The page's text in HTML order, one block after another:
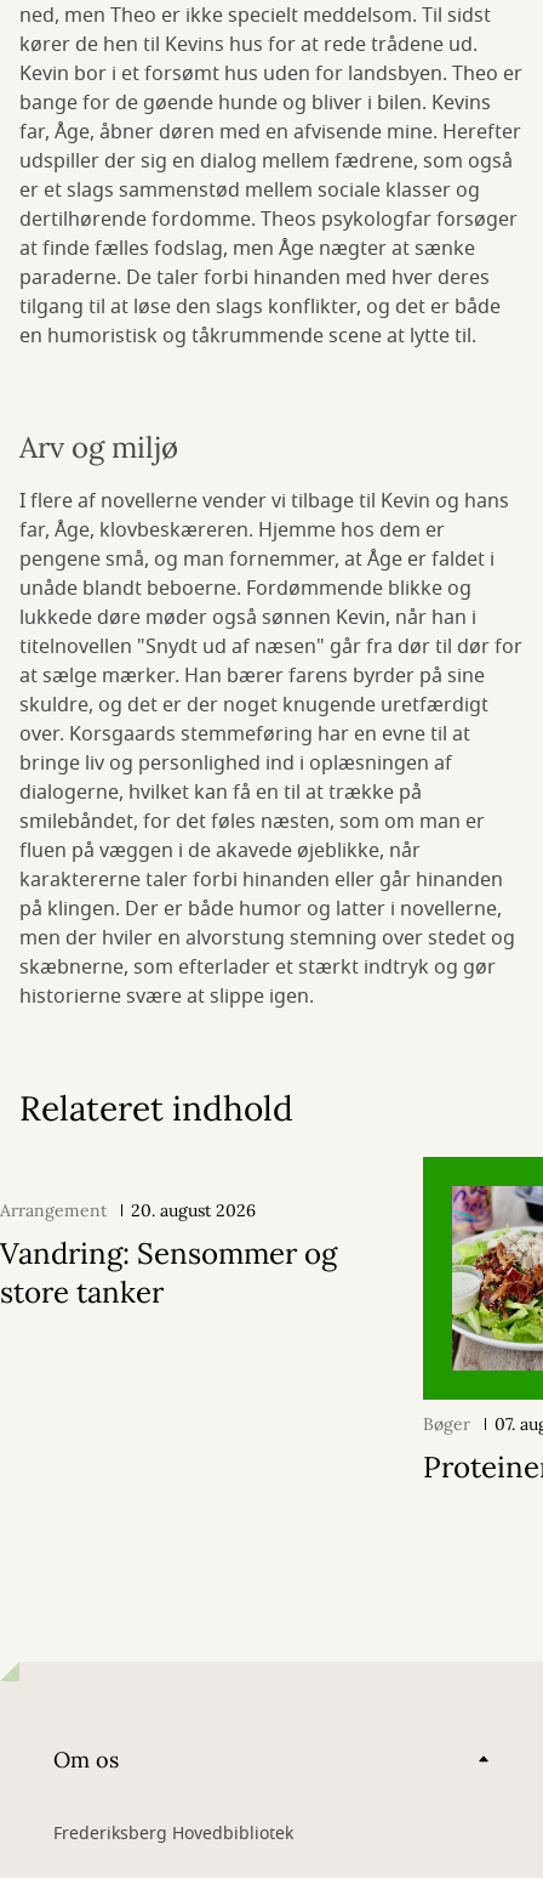
ned, men Theo er ikke specielt meddelsom. Til sidst
kører de hen til Kevins hus for at rede trådene ud.
Kevin bor i et forsømt hus uden for landsbyen. Theo er
bange for de gøende hunde og bliver i bilen. Kevins
far, Åge, åbner døren med en afvisende mine. Herefter
udspiller der sig en dialog mellem fædrene, som også
er et slags sammenstød mellem sociale klasser og
dertilhørende fordomme. Theos psykologfar forsøger
at finde fælles fodslag, men Åge nægter at sænke
paraderne. De taler forbi hinanden med hver deres
tilgang til at løse den slags konflikter, og det er både
en humoristisk og tåkrummende scene at lytte til.
Arv og miljø
I flere af novellerne vender vi tilbage til Kevin og hans
far, Åge, klovbeskæreren. Hjemme hos dem er
pengene små, og man fornemmer, at Åge er faldet i
unåde blandt beboerne. Fordømmende blikke og
lukkede døre møder også sønnen Kevin, når han i
titelnovellen "Snydt ud af næsen" går fra dør til dør for
at sælge mærker. Han bærer farens byrder på sine
skuldre, og det er der noget knugende uretfærdigt
over. Korsgaards stemmeføring har en evne til at
bringe liv og personlighed ind i oplæsningen af
dialogerne, hvilket kan få en til at trække på
smilebåndet, for det føles næsten, som om man er
fluen på væggen i de akavede øjeblikke, når
karaktererne taler forbi hinanden eller går hinanden
på klingen. Der er både humor og latter i novellerne,
men der hviler en alvorstung stemning over stedet og
skæbnerne, som efterlader et stærkt indtryk og gør
historierne svære at slippe igen.
Relateret indhold
Arrangement 20. august 2026
Vandring: Sensommer og
store tanker
Bøger 07.
Om os
Frederiksberg Hovedbibliotek